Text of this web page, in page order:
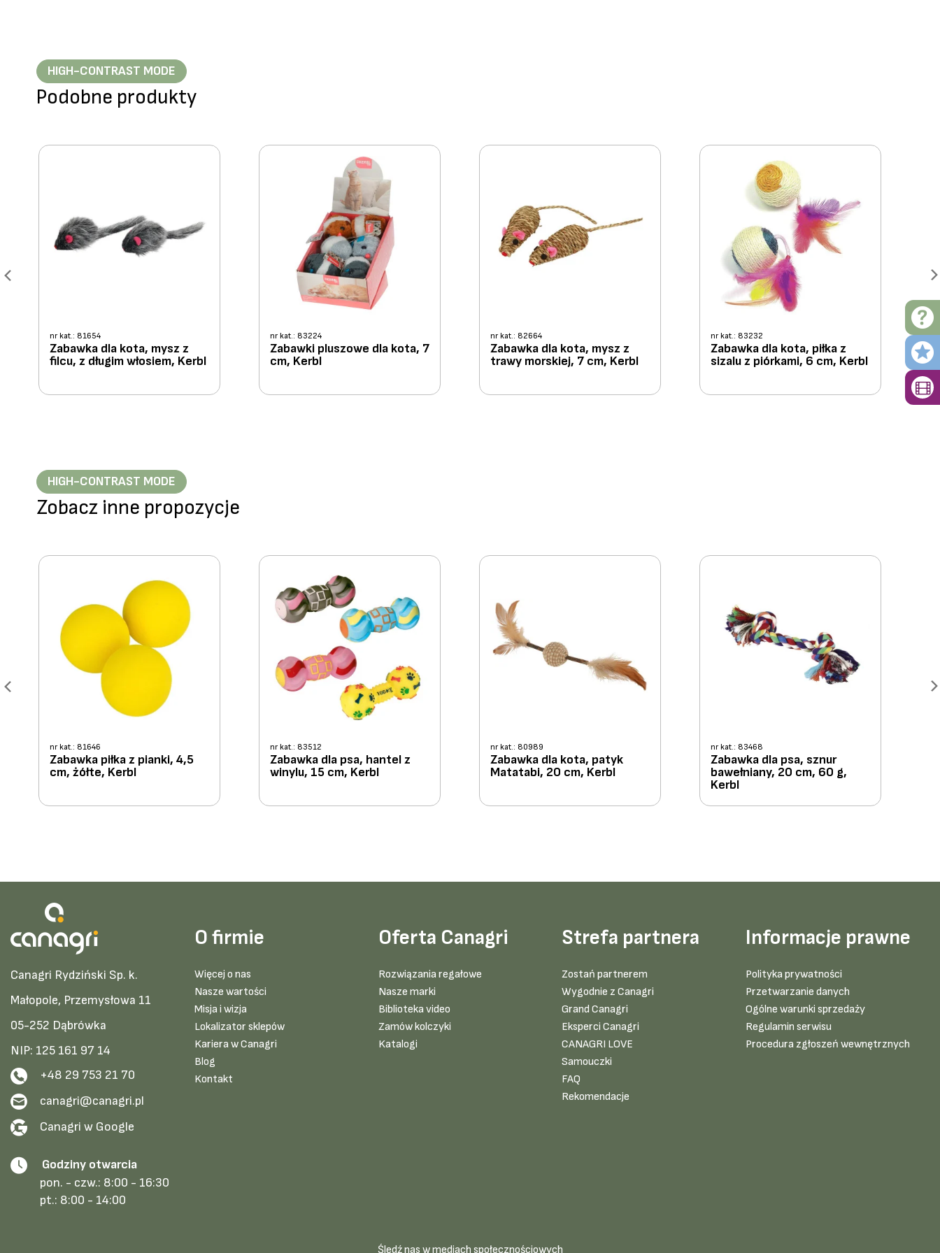
HIGH-CONTRAST MODE
Podobne produkty
nr kat.: 81654
Zabawka dla kota, mysz z
filcu, z długim włosiem, Kerbl
nr kat.: 83224
Zabawki pluszowe dla kota, 7
cm, Kerbl
nr kat.: 82664
Zabawka dla kota, mysz z
trawy morskiej, 7 cm, Kerbl
nr kat.: 83232
Zabawka dla kota, piłka z
sizalu z piórkami, 6 cm, Kerbl
HIGH-CONTRAST MODE
Zobacz inne propozycje
nr kat.: 81646
Zabawka piłka z pianki, 4,5
cm, żółte, Kerbl
nr kat.: 83512
Zabawka dla psa, hantel z
winylu, 15 cm, Kerbl
nr kat.: 80989
Zabawka dla kota, patyk
Matatabi, 20 cm, Kerbl
nr kat.: 83468
Zabawka dla psa, sznur
bawełniany, 20 cm, 60 g,
Kerbl
Canagri Rydziński Sp. k.
Małopole, Przemysłowa 11
05-252 Dąbrówka
NIP: 125 161 97 14
+48 29 753 21 70
canagri@canagri.pl
Canagri w Google
Godziny otwarcia
pon. - czw.: 8:00 - 16:30
pt.: 8:00 - 14:00
O firmie
Więcej o nas
Nasze wartości
Misja i wizja
Lokalizator sklepów
Kariera w Canagri
Blog
Kontakt
Oferta Canagri
Rozwiązania regałowe
Nasze marki
Biblioteka video
Zamów kolczyki
Katalogi
Strefa partnera
Zostań partnerem
Wygodnie z Canagri
Grand Canagri
Eksperci Canagri
CANAGRI LOVE
Samouczki
FAQ
Rekomendacje
Informacje prawne
Polityka prywatności
Przetwarzanie danych
Ogólne warunki sprzedaży
Regulamin serwisu
Procedura zgłoszeń wewnętrznych
Śledź nas w mediach społecznościowych